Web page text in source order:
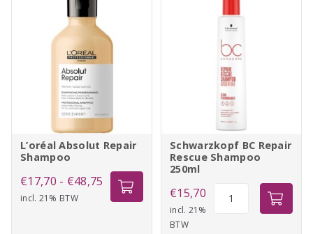
L’oréal Absolut Repair
Shampoo
€17,70 - €48,75 Prijsklasse:
€17,70
incl. 21% BTW
Schwarzkopf BC Repair
Rescue Shampoo
250ml
€15,70
incl. 21%
BTW
Schwarzkopf